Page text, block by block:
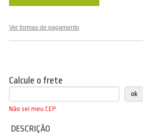
Ver formas de pagamento
Calcule o frete
Não sei meu CEP
DESCRIÇÃO